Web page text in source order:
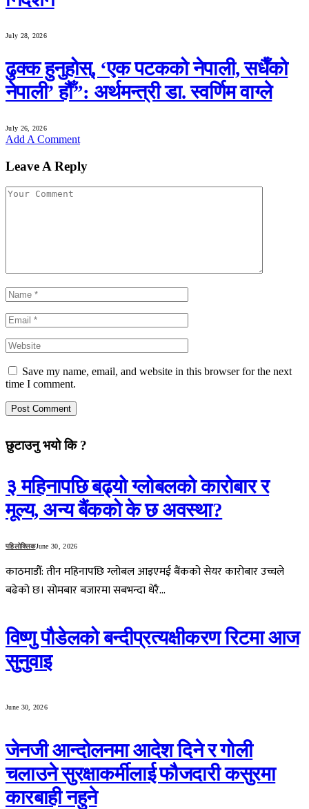
July 28, 2026
ढुक्क हुनुहोस्, ‘एक पटकको नेपाली, सधैँको
नेपाली’ हौँ”: अर्थमन्त्री डा. स्वर्णिम वाग्ले
July 26, 2026
Add A Comment
Leave A Reply
Save my name, email, and website in this browser for the next
time I comment.
छुटाउनु भयो कि ?
३ महिनापछि बढ्यो ग्लोबलको कारोबार र
मूल्य, अन्य बैंकको के छ अवस्था?
पहिलोक्लिकJune 30, 2026
काठमाडौँ: तीन महिनापछि ग्लोबल आइएमई बैंकको सेयर कारोबार उच्चले
बढेको छ। सोमबार बजारमा सबभन्दा धेरै…
विष्णु पौडेलको बन्दीप्रत्यक्षीकरण रिटमा आज
सुनुवाइ
June 30, 2026
जेनजी आन्दोलनमा आदेश दिने र गोली
चलाउने सुरक्षाकर्मीलाई फौजदारी कसुरमा
कारबाही नहुने